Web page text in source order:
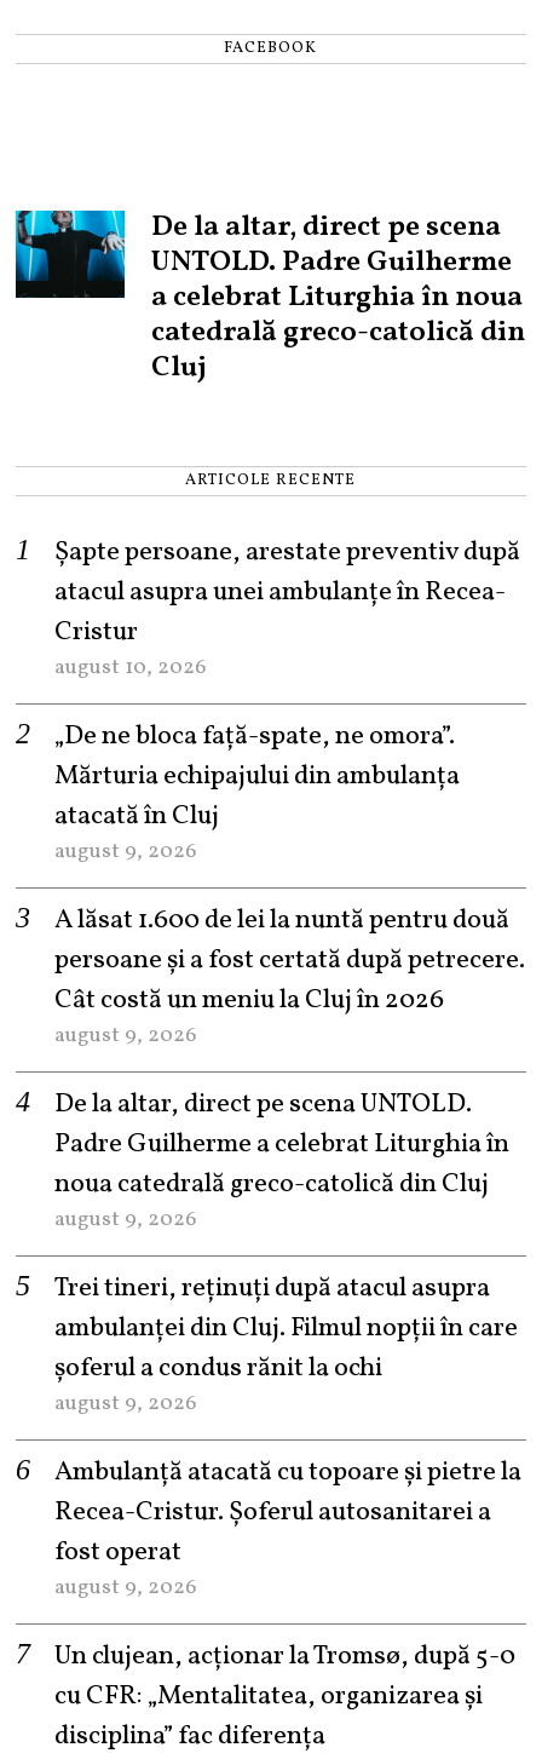
FACEBOOK
De la altar, direct pe scena
UNTOLD. Padre Guilherme
a celebrat Liturghia în noua
catedrală greco-catolică din
Cluj
ARTICOLE RECENTE
Șapte persoane, arestate preventiv după
atacul asupra unei ambulanțe în Recea-
Cristur
august 10, 2026
„De ne bloca față-spate, ne omora”.
Mărturia echipajului din ambulanța
atacată în Cluj
august 9, 2026
A lăsat 1.600 de lei la nuntă pentru două
persoane și a fost certată după petrecere.
Cât costă un meniu la Cluj în 2026
august 9, 2026
De la altar, direct pe scena UNTOLD.
Padre Guilherme a celebrat Liturghia în
noua catedrală greco-catolică din Cluj
august 9, 2026
Trei tineri, reținuți după atacul asupra
ambulanței din Cluj. Filmul nopții în care
șoferul a condus rănit la ochi
august 9, 2026
Ambulanță atacată cu topoare și pietre la
Recea-Cristur. Șoferul autosanitarei a
fost operat
august 9, 2026
Un clujean, acționar la Tromsø, după 5-0
cu CFR: „Mentalitatea, organizarea și
disciplina” fac diferența